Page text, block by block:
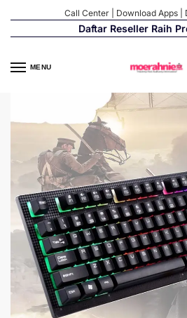
Call Center Download Apps
Daftar Reseller Raih
MENU